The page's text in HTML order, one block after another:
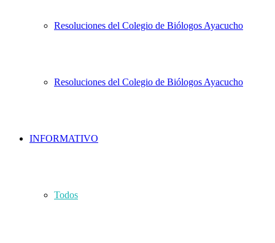
Resoluciones del Colegio de Biólogos Ayacucho
Resoluciones del Colegio de Biólogos Ayacucho
INFORMATIVO
Todos